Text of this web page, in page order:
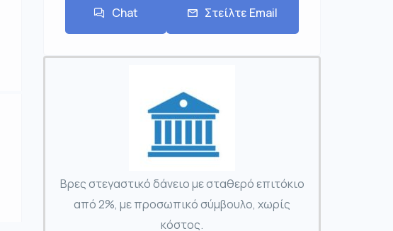
Chat Στείλτε Email
Βρες στεγαστικό δάνειο με σταθερό επιτόκιο
από 2%, με προσωπικό σύμβουλο, χωρίς
κόστος.